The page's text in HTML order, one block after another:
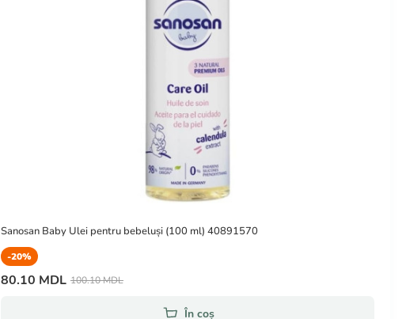
Sanosan Baby Ulei pentru bebeluși (100 ml) 40891570
-20%
80.10 MDL 100.10 MDL
În coș